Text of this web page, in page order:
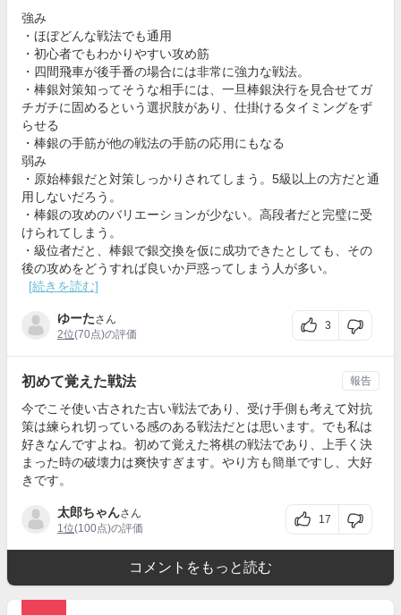
強み
・ほぼどんな戦法でも通用
・初心者でもわかりやすい攻め筋
・四間飛車が後手番の場合には非常に強力な戦法。
・棒銀対策知ってそうな相手には、一旦棒銀決行を見合せてガ
チガチに固めるという選択肢があり、仕掛けるタイミングをず
らせる
・棒銀の手筋が他の戦法の手筋の応用にもなる
弱み
・原始棒銀だと対策しっかりされてしまう。5級以上の方だと通
用しないだろう。
・棒銀の攻めのバリエーションが少ない。高段者だと完璧に受
けられてしまう。
・級位者だと、棒銀で銀交換を仮に成功できたとしても、その
後の攻めをどうすれば良いか戸惑ってしまう人が多い。
[続きを読む]
ゆーたさん
2位(70点)の評価
3
初めて覚えた戦法
今でこそ使い古された古い戦法であり、受け手側も考えて対抗
策は練られ切っている感のある戦法だとは思います。でも私は
好きなんですよね。初めて覚えた将棋の戦法であり、上手く決
まった時の破壊力は爽快すぎます。やり方も簡単ですし、大好
きです。
太郎ちゃんさん
1位(100点)の評価
17
報告
コメントをもっと読む